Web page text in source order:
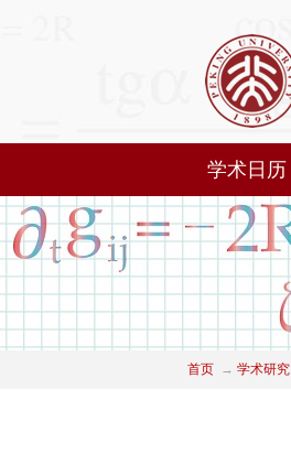
学术日历
首页 → 学术研究